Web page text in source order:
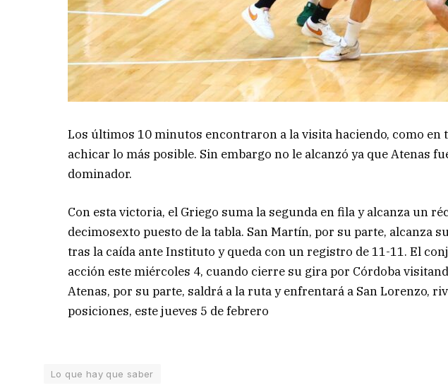
Los últimos 10 minutos encontraron a la visita haciendo, como en
achicar lo más posible. Sin embargo no le alcanzó ya que Atenas
dominador.
Con esta victoria, el Griego suma la segunda en fila y alcanza un
decimosexto puesto de la tabla. San Martín, por su parte, alcanza
tras la caída ante Instituto y queda con un registro de 11-11. El
acción este miércoles 4, cuando cierre su gira por Córdoba
Atenas, por su parte, saldrá a la ruta y enfrentará a San Lorenzo,
posiciones, este jueves 5 de febrero
Lo que hay que saber